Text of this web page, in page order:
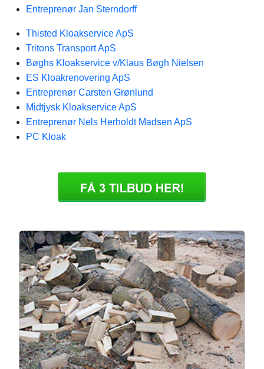
Entreprenør Jan Sterndorff
Thisted Kloakservice ApS
Tritons Transport ApS
Bøghs Kloakservice v/Klaus Bøgh Nielsen
ES Kloakrenovering ApS
Entreprenør Carsten Grønlund
Midtjysk Kloakservice ApS
Entreprenør Nels Herholdt Madsen ApS
PC Kloak